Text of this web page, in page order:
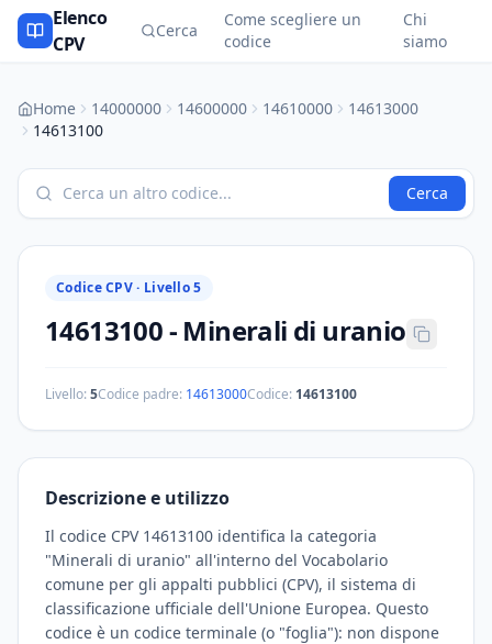
Elenco
CPV
Cerca
Come scegliere un
codice
Chi
siamo
Home 14000000 14600000 14610000
14613000
14613100
Cerca
Codice CPV · Livello 5
14613100- Minerali di uranio
Livello:5Codice padre: 14613000Codice: 14613100
Descrizione e utilizzo
Il codice CPV 14613100 identifica la categoria
"Minerali di uranio" all'interno del Vocabolario
comune per gli appalti pubblici (CPV), il sistema di
classificazione ufficiale dell'Unione Europea. Questo
codice è un codice terminale (o "foglia"): non dispone